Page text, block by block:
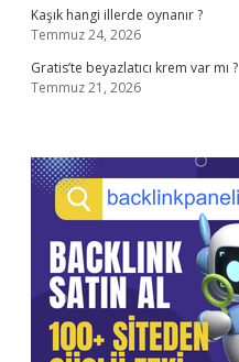
Kaşık hangi illerde oynanır ?
Temmuz 24, 2026
Gratis’te beyazlatıcı krem var mı ?
Temmuz 21, 2026